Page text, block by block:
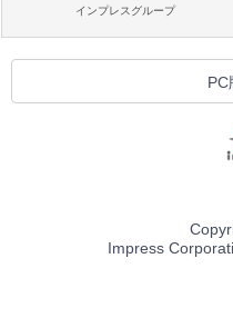
インプレスグループ
PC
Impress